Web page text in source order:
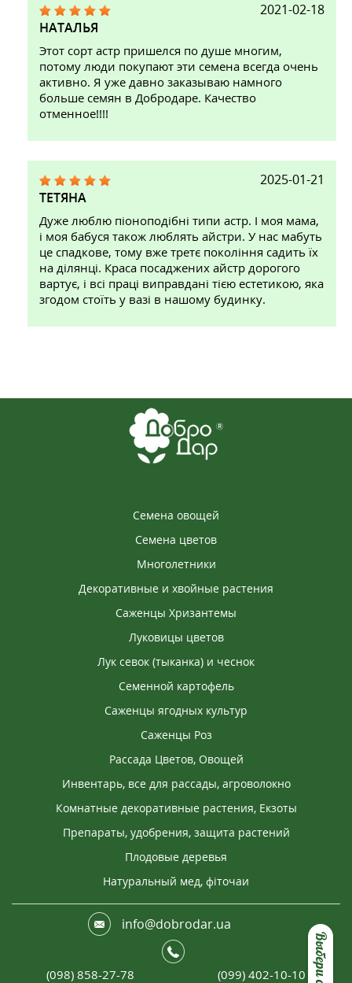
2021-02-18
НАТАЛЬЯ
Этот сорт астр пришелся по душе многим,
потому люди покупают эти семена всегда очень
активно. Я уже давно заказываю намного
больше семян в Добродаре. Качество
отменное!!!!
2025-01-21
ТЕТЯНА
Дуже люблю піоноподібні типи астр. І моя мама,
і моя бабуся також люблять айстри. У нас мабуть
це спадкове, тому вже третє покоління садить їх
на ділянці. Краса посаджених айстр дорогого
вартує, і всі праці виправдані тією естетикою, яка
згодом стоїть у вазі в нашому будинку.
Семена овощей
Семена цветов
Многолетники
Декоративные и хвойные растения
Саженцы Хризантемы
Луковицы цветов
Лук севок (тыканка) и чеснок
Семенной картофель
Саженцы ягодных культур
Саженцы Роз
Рассада Цветов, Овощей
Инвентарь, все для рассады, агроволокно
Комнатные декоративные растения, Екзоты
Препараты, удобрения, защита растений
Плодовые деревья
Натуральный мед, фіточаи
info@dobrodar.ua
(098) 858-27-78 (099) 402-10-10